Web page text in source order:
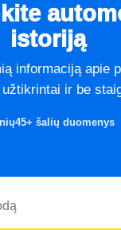
istoriją
informaciją apie
ir be
45+ šalių duomenys